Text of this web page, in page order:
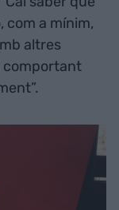
com a mínim,
altres
comportant